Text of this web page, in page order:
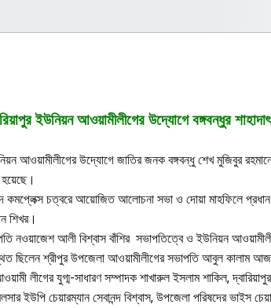
ইউনিয়ন আওয়ামীলীগের উদ্যোগে বঙ্গবন্ধুর
আওয়ামীলীগের উদ্যোগে জাতির জনক বঙ্গবন্ধু শেখ মুজিবুর
কমপ্লেক্স চত্বরে আয়োজিত আলোচনা সভা ও দোয়া মাহফিলে
শিখর।
নওয়াজেশ আলী বিশ্বাস বাঁশির সভাপতিত্বে ও ইউনিয়ন
ছিলেন শ্রীপুর উপজেলা আওয়ামীলীগের সভাপতি আবুল কালাম
লীগের যুগ্ম-সাধারণ সম্পাদক শাখারুল ইসলাম শাকিল,
ইউপি চেয়ারম্যান সেবানন্দ বিশ্বাস, উপজেলা পরিষদের ভাইস